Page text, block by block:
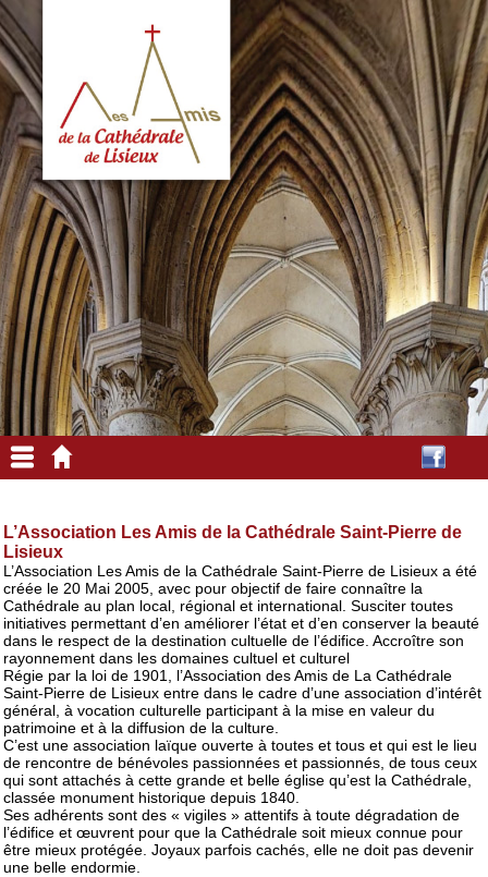
L’Association Les Amis de la Cathédrale Saint-Pierre de
Lisieux
L’Association Les Amis de la Cathédrale Saint-Pierre de Lisieux a été
créée le 20 Mai 2005, avec pour objectif de faire connaître la
Cathédrale au plan local, régional et international. Susciter toutes
initiatives permettant d’en améliorer l’état et d’en conserver la beauté
dans le respect de la destination cultuelle de l’édifice. Accroître son
rayonnement dans les domaines cultuel et culturel
Régie par la loi de 1901, l’Association des Amis de La Cathédrale
Saint-Pierre de Lisieux entre dans le cadre d’une association d’intérêt
général, à vocation culturelle participant à la mise en valeur du
patrimoine et à la diffusion de la culture.
C’est une association laïque ouverte à toutes et tous et qui est le lieu
de rencontre de bénévoles passionnées et passionnés, de tous ceux
qui sont attachés à cette grande et belle église qu’est la Cathédrale,
classée monument historique depuis 1840.
Ses adhérents sont des « vigiles » attentifs à toute dégradation de
l’édifice et œuvrent pour que la Cathédrale soit mieux connue pour
être mieux protégée. Joyaux parfois cachés, elle ne doit pas devenir
une belle endormie.